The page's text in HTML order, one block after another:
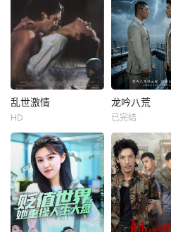
乱世激情
HD
龙吟八荒
已完结